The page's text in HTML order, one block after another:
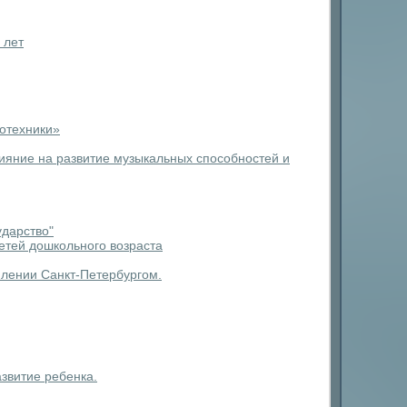
на развитие музыкальных способностей и
дошкольного возраста
Санкт-Петербургом.
ребенка.